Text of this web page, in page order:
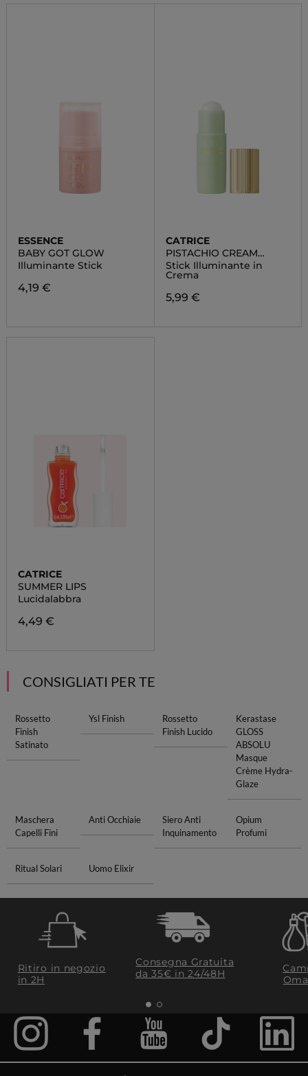
ESSENCE
BABY GOT GLOW
Illuminante Stick
4,19 €
CATRICE
PISTACHIO CREAM
DELIGHT
Stick Illuminante in
Crema
5,99 €
CATRICE
SUMMER LIPS
Lucidalabbra
4,49 €
CONSIGLIATI PER TE
Rossetto
Finish
Satinato
Ysl Finish
Rossetto
Finish Lucido
Kerastase
GLOSS
ABSOLU
Masque
Crème Hydra-
Glaze
Maschera
Capelli Fini
Anti Occhiaie
Siero Anti
Inquinamento
Opium
Profumi
Ritual Solari Uomo Elixir
Ritiro in negozio
in 2H
Consegna Gratuita
da 35€​ in 24/48H